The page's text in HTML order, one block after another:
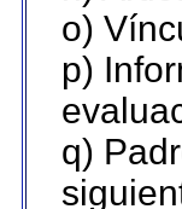
o)
p)
q)